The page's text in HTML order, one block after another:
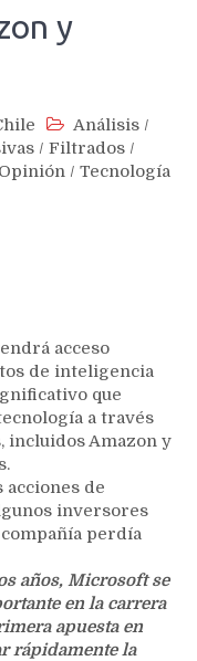
y
Análisis /
/ Filtrados /
Opinión / Tecnología
acceso
de inteligencia
que
a través
incluidos Amazon y
acciones de
inversores
perdía
años, Microsoft se
en la carrera
apuesta en
rápidamente la